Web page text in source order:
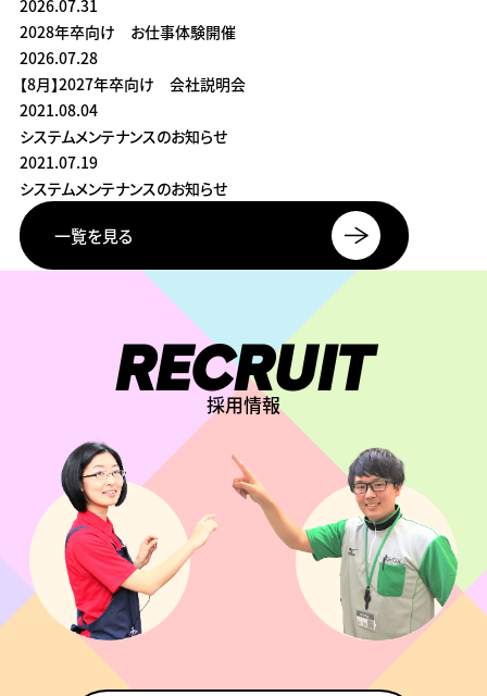
2026.07.31
2028年卒向け お仕事体験開催
2026.07.28
【8月】2027年卒向け 会社説明会
2021.08.04
システムメンテナンスのお知らせ
2021.07.19
システムメンテナンスのお知らせ
一覧を見る
RECRUIT
採用情報